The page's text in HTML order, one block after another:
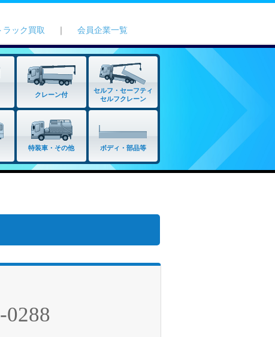
ラック買取 ｜ 会員企業一覧
クレーン付
セルフ・セーフティ
セルフクレーン
特装車・その他 ボディ・部品等
0288